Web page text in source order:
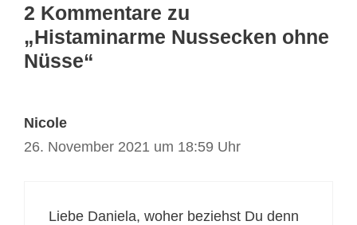
2 Kommentare zu
„Histaminarme Nussecken ohne
Nüsse“
Nicole
26. November 2021 um 18:59 Uhr
Liebe Daniela, woher beziehst Du denn